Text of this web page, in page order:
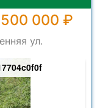
000 ₽
ул.